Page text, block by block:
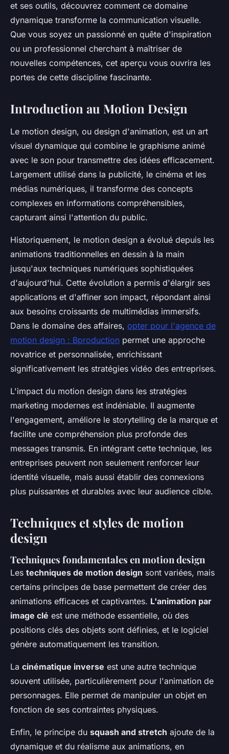
et ses outils, découvrez comment ce domaine
dynamique transforme la communication visuelle.
Que vous soyez un passionné en quête d'inspiration
ou un professionnel cherchant à maîtriser de
nouvelles compétences, cet aperçu vous ouvrira les
portes de cette discipline fascinante.
Introduction au Motion Design
Le motion design, ou design d'animation, est un art
visuel dynamique qui combine le graphisme animé
avec le son pour transmettre des idées efficacement.
Largement utilisé dans la publicité, le cinéma et les
médias numériques, il transforme des concepts
complexes en informations compréhensibles,
capturant ainsi l'attention du public.
Historiquement, le motion design a évolué depuis les
animations traditionnelles en dessin à la main
jusqu'aux techniques numériques sophistiquées
d'aujourd'hui. Cette évolution a permis d'élargir ses
applications et d'affiner son impact, répondant ainsi
aux besoins croissants de multimédias immersifs.
Dans le domaine des affaires, opter pour l'agence de
motion design : Bproduction permet une approche
novatrice et personnalisée, enrichissant
significativement les stratégies vidéo des entreprises.
L'impact du motion design dans les stratégies
marketing modernes est indéniable. Il augmente
l'engagement, améliore le storytelling de la marque et
facilite une compréhension plus profonde des
messages transmis. En intégrant cette technique, les
entreprises peuvent non seulement renforcer leur
identité visuelle, mais aussi établir des connexions
plus puissantes et durables avec leur audience cible.
Techniques et styles de motion
design
Techniques fondamentales en motion design
Les techniques de motion design sont variées, mais
certains principes de base permettent de créer des
animations efficaces et captivantes. L'animation par
image clé est une méthode essentielle, où des
positions clés des objets sont définies, et le logiciel
génère automatiquement les transition.
La cinématique inverse est une autre technique
souvent utilisée, particulièrement pour l'animation de
personnages. Elle permet de manipuler un objet en
fonction de ses contraintes physiques.
Enfin, le principe du squash and stretch ajoute de la
dynamique et du réalisme aux animations, en